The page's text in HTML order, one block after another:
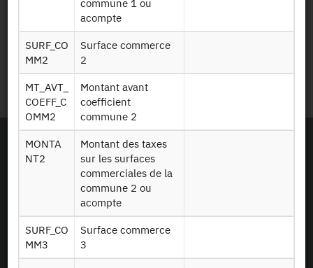
commune 1 ou
acompte
SURF_CO
MM2
Surface commerce
2
MT_AVT_
COEFF_C
OMM2
Montant avant
coefficient
commune 2
MONTA
NT2
Montant des taxes
sur les surfaces
commerciales de la
commune 2 ou
acompte
SURF_CO
MM3
Surface commerce
3
Legal details
Personal data protection
Site Map